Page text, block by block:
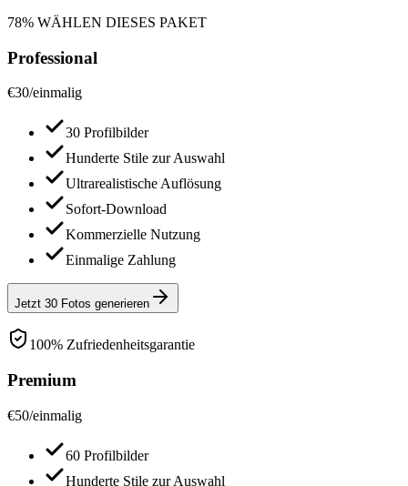
78% WÄHLEN DIESES PAKET
Professional
€30/einmalig
30 Profilbilder
Hunderte Stile zur Auswahl
Ultrarealistische Auflösung
Sofort-Download
Kommerzielle Nutzung
Einmalige Zahlung
Jetzt 30 Fotos generieren
100% Zufriedenheitsgarantie
Premium
€50/einmalig
60 Profilbilder
Hunderte Stile zur Auswahl